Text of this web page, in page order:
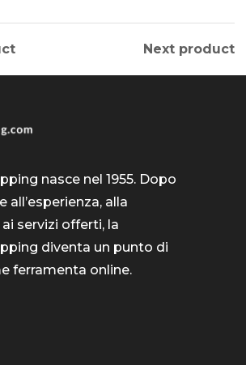
Next product
nasce nel 1955. Dopo
all’esperienza, alla
servizi offerti, la
diventa un punto di
ferramenta online.